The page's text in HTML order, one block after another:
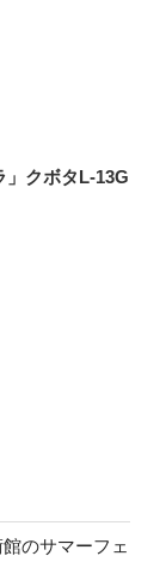
」クボタL-13G
のサマーフェ